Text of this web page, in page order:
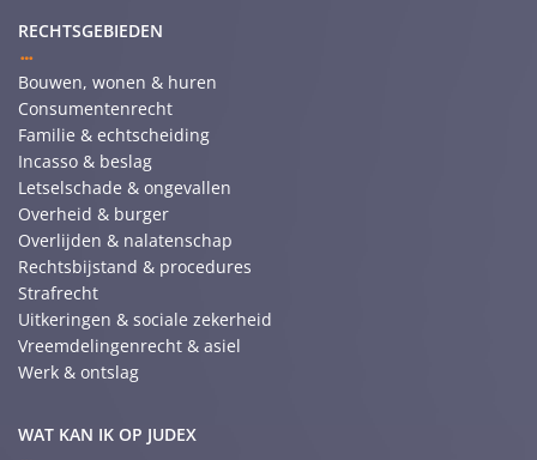
RECHTSGEBIEDEN
Bouwen, wonen & huren
Consumentenrecht
Familie & echtscheiding
Incasso & beslag
Letselschade & ongevallen
Overheid & burger
Overlijden & nalatenschap
Rechtsbijstand & procedures
Strafrecht
Uitkeringen & sociale zekerheid
Vreemdelingenrecht & asiel
Werk & ontslag
WAT KAN IK OP JUDEX